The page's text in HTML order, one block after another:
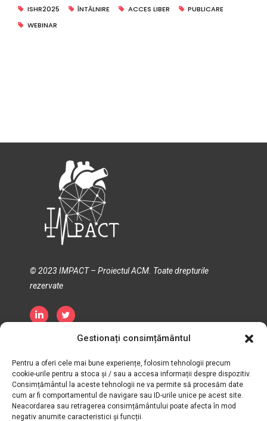
Gestionați consimțământul
Pentru a oferi cele mai bune experiențe, folosim tehnologii precum
cookie-urile pentru a stoca și / sau a accesa informații despre dispozitiv.
Consimțământul la aceste tehnologii ne va permite să procesăm date
cum ar fi comportamentul de navigare sau ID-urile unice pe acest site.
Neacordarea sau retragerea consimțământului poate afecta în mod
negativ anumite caracteristici și funcții.
ISHR2025 ÎNTÂLNIRE ACCES LIBER
PUBLICARE
WEBINAR
© 2023 IMPACT – Proiectul ACM. Toate drepturile
rezervate
Politica de confidențialitate
Politica privind cookie-urile